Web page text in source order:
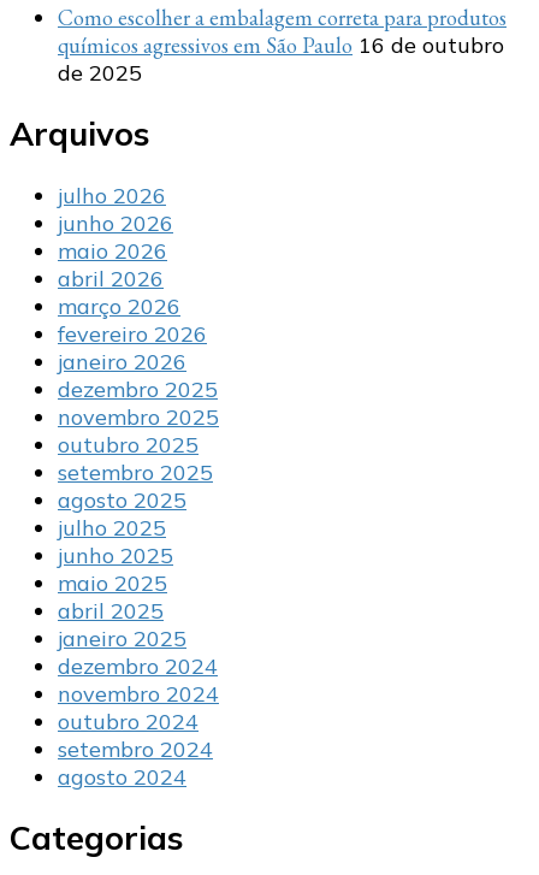
Como escolher a embalagem correta para produtos
químicos agressivos em São Paulo 16 de outubro
de 2025
Arquivos
julho 2026
junho 2026
maio 2026
abril 2026
março 2026
fevereiro 2026
janeiro 2026
dezembro 2025
novembro 2025
outubro 2025
setembro 2025
agosto 2025
julho 2025
junho 2025
maio 2025
abril 2025
janeiro 2025
dezembro 2024
novembro 2024
outubro 2024
setembro 2024
agosto 2024
Categorias